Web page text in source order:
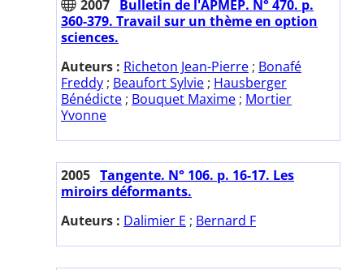
2007
Bulletin de l'APMEP. N° 470. p.
360-379. Travail sur un thème en option
sciences.
Auteurs : Richeton Jean-Pierre ; Bonafé
Freddy ; Beaufort Sylvie ; Hausberger
Bénédicte ; Bouquet Maxime ; Mortier
Yvonne
2005 Tangente. N° 106. p. 16-17. Les
miroirs déformants.
Auteurs : Dalimier E ; Bernard F